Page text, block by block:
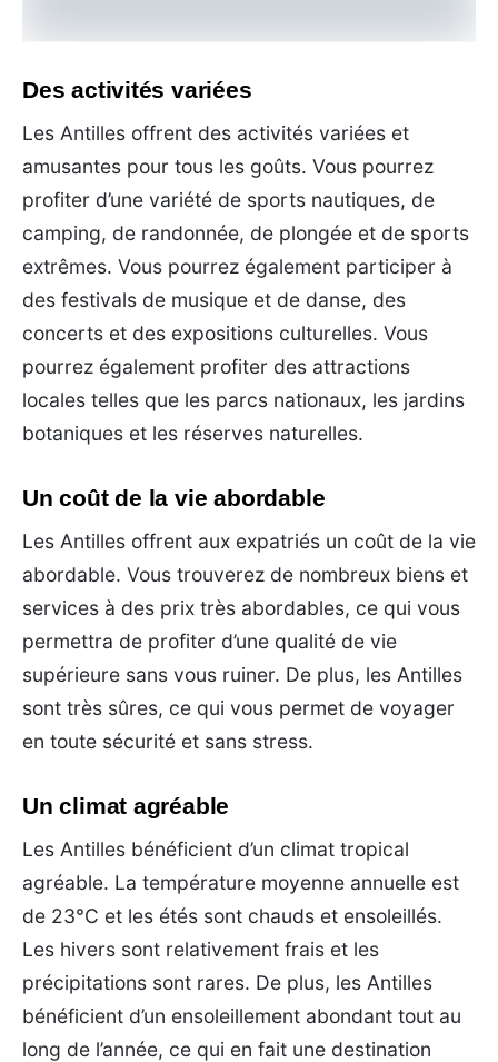
Des activités variées
Les Antilles offrent des activités variées et
amusantes pour tous les goûts. Vous pourrez
profiter d’une variété de sports nautiques, de
camping, de randonnée, de plongée et de sports
extrêmes. Vous pourrez également participer à
des festivals de musique et de danse, des
concerts et des expositions culturelles. Vous
pourrez également profiter des attractions
locales telles que les parcs nationaux, les jardins
botaniques et les réserves naturelles.
Un coût de la vie abordable
Les Antilles offrent aux expatriés un coût de la vie
abordable. Vous trouverez de nombreux biens et
services à des prix très abordables, ce qui vous
permettra de profiter d’une qualité de vie
supérieure sans vous ruiner. De plus, les Antilles
sont très sûres, ce qui vous permet de voyager
en toute sécurité et sans stress.
Un climat agréable
Les Antilles bénéficient d’un climat tropical
agréable. La température moyenne annuelle est
de 23°C et les étés sont chauds et ensoleillés.
Les hivers sont relativement frais et les
précipitations sont rares. De plus, les Antilles
bénéficient d’un ensoleillement abondant tout au
long de l’année, ce qui en fait une destination